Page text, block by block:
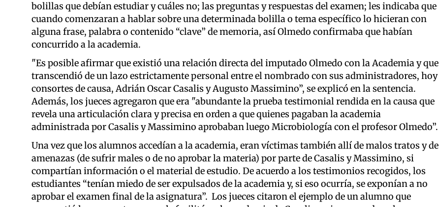
bolillas que debían estudiar y cuáles no; las preguntas y respuestas del examen; les indicaba que
cuando comenzaran a hablar sobre una determinada bolilla o tema específico lo hicieran con
alguna frase, palabra o contenido “clave” de memoria, así Olmedo confirmaba que habían
concurrido a la academia.
"Es posible afirmar que existió una relación directa del imputado Olmedo con la Academia y que
transcendió de un lazo estrictamente personal entre el nombrado con sus administradores, hoy
consortes de causa, Adrián Oscar Casalis y Augusto Massimino”, se explicó en la sentencia.
Además, los jueces agregaron que era "abundante la prueba testimonial rendida en la causa que
revela una articulación clara y precisa en orden a que quienes pagaban la academia
administrada por Casalis y Massimino aprobaban luego Microbiología con el profesor Olmedo”.
Una vez que los alumnos accedían a la academia, eran víctimas también allí de malos tratos y de
amenazas (de sufrir males o de no aprobar la materia) por parte de Casalis y Massimino, si
compartían información o el material de estudio. De acuerdo a los testimonios recogidos, los
estudiantes “tenían miedo de ser expulsados de la academia y, si eso ocurría, se exponían a no
aprobar el examen final de la asignatura”. Los jueces citaron el ejemplo de un alumno que